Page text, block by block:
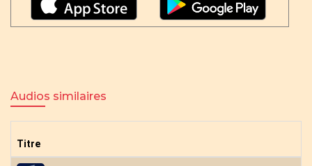
Audios similaires
Titre